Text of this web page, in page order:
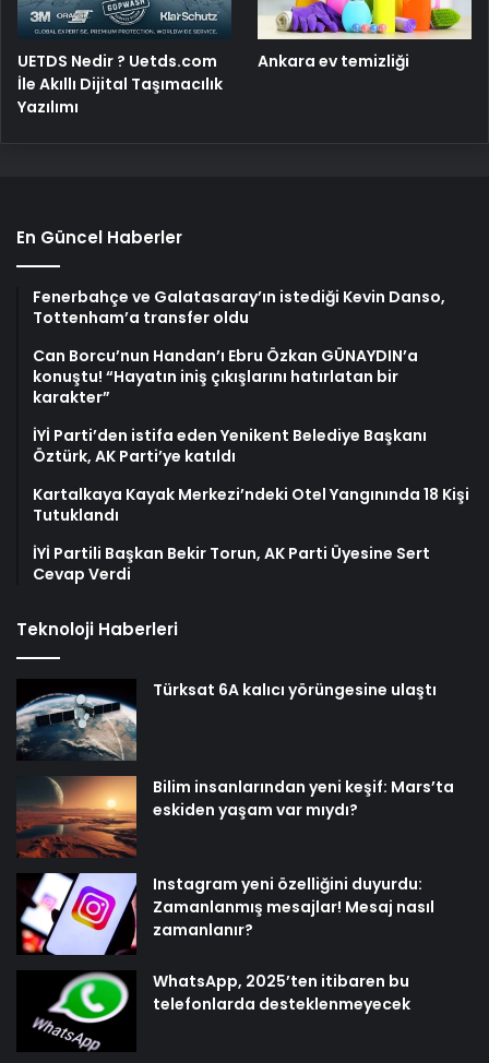
UETDS Nedir ? Uetds.com
İle Akıllı Dijital Taşımacılık
Yazılımı
Ankara ev temizliği
En Güncel Haberler
Fenerbahçe ve Galatasaray’ın istediği Kevin Danso,
Tottenham’a transfer oldu
Can Borcu’nun Handan’ı Ebru Özkan GÜNAYDIN’a
konuştu! “Hayatın iniş çıkışlarını hatırlatan bir
karakter”
İYİ Parti’den istifa eden Yenikent Belediye Başkanı
Öztürk, AK Parti’ye katıldı
Kartalkaya Kayak Merkezi’ndeki Otel Yangınında 18 Kişi
Tutuklandı
İYİ Partili Başkan Bekir Torun, AK Parti Üyesine Sert
Cevap Verdi
Teknoloji Haberleri
Türksat 6A kalıcı yörüngesine ulaştı
Bilim insanlarından yeni keşif: Mars’ta
eskiden yaşam var mıydı?
Instagram yeni özelliğini duyurdu:
Zamanlanmış mesajlar! Mesaj nasıl
zamanlanır?
WhatsApp, 2025’ten itibaren bu
telefonlarda desteklenmeyecek